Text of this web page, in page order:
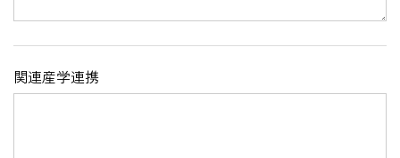
関連産学連携